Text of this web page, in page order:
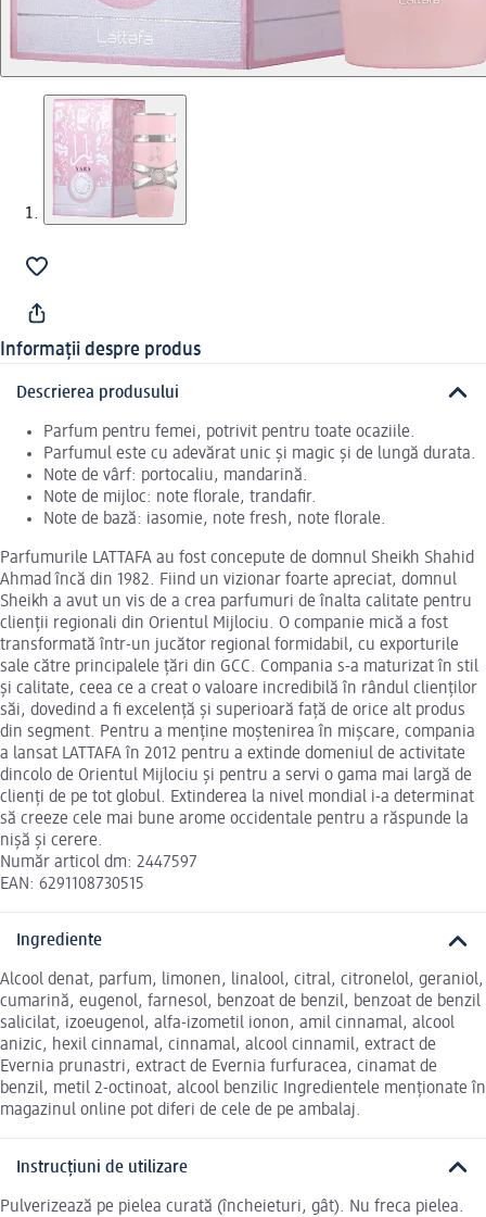
Informații despre produs
Descrierea produsului
Parfum pentru femei, potrivit pentru toate ocaziile.
Parfumul este cu adevărat unic și magic și de lungă durata.
Note de vârf: portocaliu, mandarină.
Note de mijloc: note florale, trandafir.
Note de bază: iasomie, note fresh, note florale.
Parfumurile LATTAFA au fost concepute de domnul Sheikh Shahid
Ahmad încă din 1982. Fiind un vizionar foarte apreciat, domnul
Sheikh a avut un vis de a crea parfumuri de înalta calitate pentru
clienții regionali din Orientul Mijlociu. O companie mică a fost
transformată într-un jucător regional formidabil, cu exporturile
sale către principalele țări din GCC. Compania s-a maturizat în stil
și calitate, ceea ce a creat o valoare incredibilă în rândul clienților
săi, dovedind a fi excelență și superioară față de orice alt produs
din segment. Pentru a menține moștenirea în mișcare, compania
a lansat LATTAFA în 2012 pentru a extinde domeniul de activitate
dincolo de Orientul Mijlociu și pentru a servi o gama mai largă de
clienți de pe tot globul. Extinderea la nivel mondial i-a determinat
să creeze cele mai bune arome occidentale pentru a răspunde la
nișă și cerere.
Număr articol dm: 2447597
EAN: 6291108730515
Ingrediente
Alcool denat, parfum, limonen, linalool, citral, citronelol, geraniol,
cumarină, eugenol, farnesol, benzoat de benzil, benzoat de benzil
salicilat, izoeugenol, alfa-izometil ionon, amil cinnamal, alcool
anizic, hexil cinnamal, cinnamal, alcool cinnamil, extract de
Evernia prunastri, extract de Evernia furfuracea, cinamat de
benzil, metil 2-octinoat, alcool benzilic Ingredientele menționate în
magazinul online pot diferi de cele de pe ambalaj.
Instrucțiuni de utilizare
Pulverizează pe pielea curată (încheieturi, gât). Nu freca pielea.